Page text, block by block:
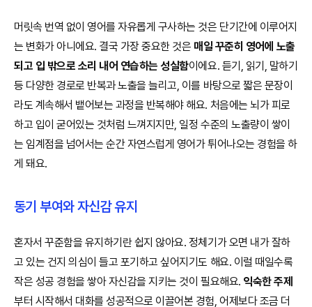
머릿속 번역 없이 영어를 자유롭게 구사하는 것은 단기간에 이루어지
는 변화가 아니에요. 결국 가장 중요한 것은 매일 꾸준히 영어에 노출
되고 입 밖으로 소리 내어 연습하는 성실함이에요. 듣기, 읽기, 말하기
등 다양한 경로로 반복과 노출을 늘리고, 이를 바탕으로 짧은 문장이
라도 계속해서 뱉어보는 과정을 반복해야 해요. 처음에는 뇌가 피로
하고 입이 굳어있는 것처럼 느껴지지만, 일정 수준의 노출량이 쌓이
는 임계점을 넘어서는 순간 자연스럽게 영어가 튀어나오는 경험을 하
게 돼요.
동기 부여와 자신감 유지
혼자서 꾸준함을 유지하기란 쉽지 않아요. 정체기가 오면 내가 잘하
고 있는 건지 의심이 들고 포기하고 싶어지기도 해요. 이럴 때일수록
작은 성공 경험을 쌓아 자신감을 지키는 것이 필요해요. 익숙한 주제
부터 시작해서 대화를 성공적으로 이끌어본 경험, 어제보다 조금 더